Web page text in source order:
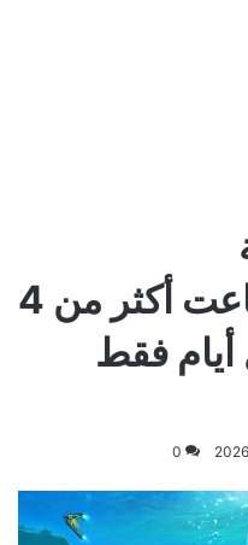
Subnautica 2 باعت أكثر من 4
فقط
0